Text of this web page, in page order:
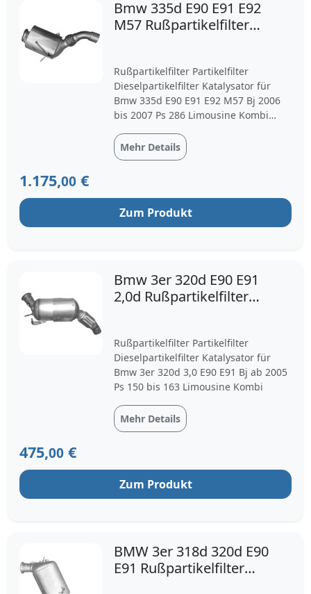
Passgenauigkeit und eine lange Lebensdauer aus.
Neben originalgetreuen Ersatzfiltern sind auch
überarbeitete oder regenerierte Varianten verfügbar –
ideal für eine wirtschaftliche Instandsetzung ohne
Vorteile eines funktionstüchtigen
Partikelfilters
Effektive Reduktion von Feinstaubemissionen
Optimale Motorleistung und reduzierter
Kraftstoffverbrauch
Erfüllung aktueller Abgasnormen (z. B. Euro 5 /
Fazit – Verantwortung und
Performance im Einklang
Der Partikelfilter leistet einen essenziellen Beitrag zu
einem sauberen, leistungsstarken Fahrerlebnis –
besonders bei den kraftvollen Dieselmotoren der BMW
E90-Baureihe. Wer auf Qualität und Passgenauigkeit
Zuverlässigkeit und Technik, die überzeugt. Die hier
vorgestellten Lösungen bieten geprüfte, langlebige
DPF-Modelle für alle Karosserievarianten – und damit
den Schlüssel zu einem dauerhaft gesunden
Antriebssystem.
Bmw 335d E90 E91 E92
M57 Rußpartikelfilter
Rußpartikelfilter Partikelfilter
Dieselpartikelfilter Katalysator für
Bmw 335d E90 E91 E92 M57 Bj 2006
bis 2007 Ps 286 Limousine Kombi
Mehr Details
1.175,00 €
Zum Produkt
Bmw 3er 320d E90 E91
2,0d Rußpartikelfilter
Rußpartikelfilter Partikelfilter
Dieselpartikelfilter Katalysator für
Bmw 3er 320d 3,0 E90 E91 Bj ab 2005
Ps 150 bis 163 Limousine Kombi
Mehr Details
475,00 €
Zum Produkt
BMW 3er 318d 320d E90
E91 Rußpartikelfilter